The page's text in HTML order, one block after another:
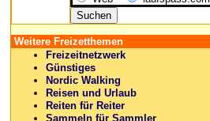
Weitere Freizetthemen
Freizeitnetzwerk
Günstiges
Nordic Walking
Reisen und Urlaub
Reiten für Reiter
Sammeln für Sammler